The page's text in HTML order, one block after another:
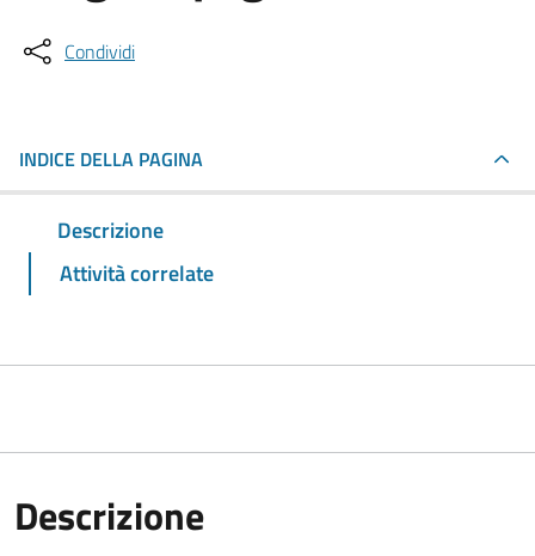
Condividi
INDICE DELLA PAGINA
Descrizione
Attività correlate
Descrizione